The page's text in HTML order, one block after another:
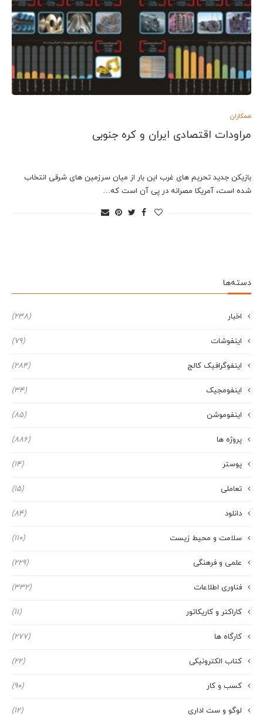
همکاران
مراودات اقتصادی ایران و کره جنوبی
بازیکن جدید تحریم های غرب این بار از میان سرزمین های شرقی انتخاب
شده است، آمریکا مصرانه در پی آن است که…
دسته‌ها
اخبار (238)
اینفوشات (79)
اینفوگرافیک کالج (284)
اینفومجیک (34)
اینفوموشن (85)
پروژه ها (886)
پوستر (14)
تعاملی (15)
دانلود (84)
سلامت و محیط زیست (110)
علمی و فرهنگی (229)
فناوری اطلاعات (332)
کاراکتر و کاریکاتور (11)
کارگاه ها (277)
کتاب الکترونیکی (22)
کسب و کار (90)
لوگو و ست اداری (12)